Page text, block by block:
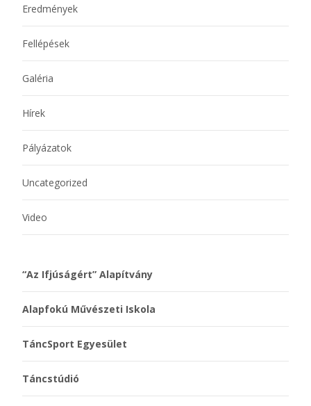
Eredmények
Fellépések
Galéria
Hírek
Pályázatok
Uncategorized
Video
“Az Ifjúságért” Alapítvány
Alapfokú Művészeti Iskola
TáncSport Egyesület
Táncstúdió